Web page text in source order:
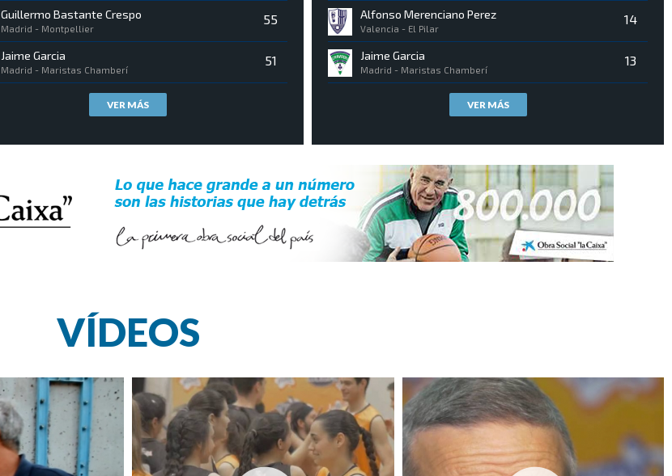
55
Guillermo Bastante Crespo
Madrid - Montpellier
51
Jaime Garcia
Madrid - Maristas Chamberí
VER MÁS
14
Alfonso Merenciano Perez
Valencia - El Pilar
13
Jaime Garcia
Madrid - Maristas Chamberí
VER MÁS
VÍDEOS